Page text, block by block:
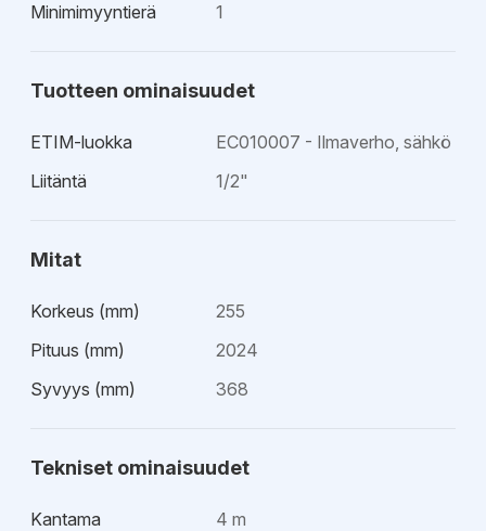
Minimimyyntierä
1
Tuotteen ominaisuudet
ETIM-luokka
EC010007 - Ilmaverho, sähkö
Liitäntä
1/2"
Mitat
Korkeus (mm)
255
Pituus (mm)
2024
Syvyys (mm)
368
Tekniset ominaisuudet
Kantama
4 m